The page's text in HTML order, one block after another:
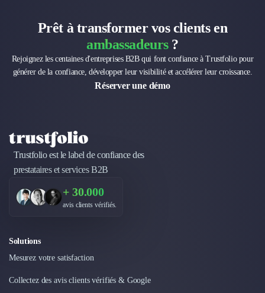
Prêt à transformer vos clients en
ambassadeurs?
Rejoignez les centaines d'entreprises B2B qui font confiance à Trustfolio pour
générer de la confiance, développer leur visibilité et accélérer leur croissance.
Réserver une démo
Trustfolio est le label de confiance des
prestataires et services B2B
+ 30.000
avis clients vérifiés.
Solutions
Mesurez votre satisfaction
Collectez des avis clients vérifiés & Google